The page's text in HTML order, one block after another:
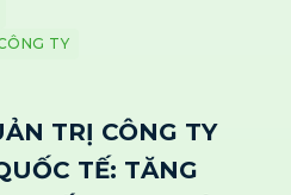
TY
TRỊ CÔNG TY
TẾ: TĂNG